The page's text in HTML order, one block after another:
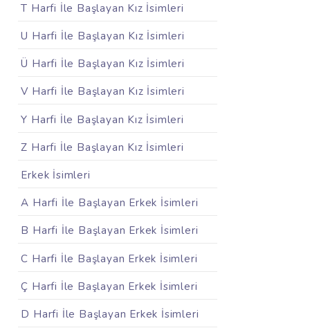
T Harfi İle Başlayan Kız İsimleri
U Harfi İle Başlayan Kız İsimleri
Ü Harfi İle Başlayan Kız İsimleri
V Harfi İle Başlayan Kız İsimleri
Y Harfi İle Başlayan Kız İsimleri
Z Harfi İle Başlayan Kız İsimleri
Erkek İsimleri
A Harfi İle Başlayan Erkek İsimleri
B Harfi İle Başlayan Erkek İsimleri
C Harfi İle Başlayan Erkek İsimleri
Ç Harfi İle Başlayan Erkek İsimleri
D Harfi İle Başlayan Erkek İsimleri